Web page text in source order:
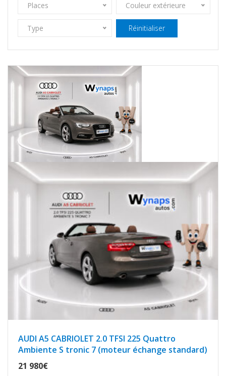
Places Couleur extérieure
Type Réinitialiser
AUDI A5 CABRIOLET 2.0 TFSI 225 Quattro
Ambiente S tronic 7 (moteur échange standard)
21 980€